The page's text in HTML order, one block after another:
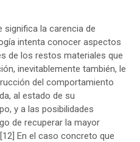
la carencia de
intenta conocer aspectos
de los restos materiales que
inevitablemente también, le
del comportamiento
al estado de su
y a las posibilidades
de recuperar la mayor
[12] En el caso concreto que